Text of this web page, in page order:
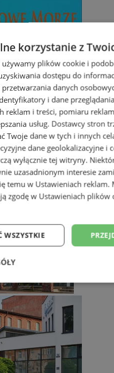
nad Bałtykiem w
Morze
korzystanie z
plików cookie i
dostępu do
danych
i dane
reklam i treści, pomiaru
usług. Dostawcy stron
Twoje dane w tych i innych
dane geolokalizacyjne i
wyłącznie tej witryny.
uzasadnionym interesie
temu w Ustawieniach reklam.
zgodę w Ustawieniach plików
WSZYSTKIE
Wydajność
Niesklasyfikowane